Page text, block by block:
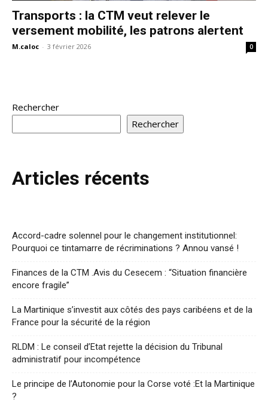
Transports : la CTM veut relever le
versement mobilité, les patrons alertent
M.caloc - 3 février 2026 0
Rechercher
Rechercher
Articles récents
Accord-cadre solennel pour le changement institutionnel:
Pourquoi ce tintamarre de récriminations ? Annou vansé !
Finances de la CTM .Avis du Cesecem : “Situation financière
encore fragile”
La Martinique s’investit aux côtés des pays caribéens et de la
France pour la sécurité de la région
RLDM : Le conseil d’Etat rejette la décision du Tribunal
administratif pour incompétence
Le principe de l’Autonomie pour la Corse voté :Et la Martinique
?